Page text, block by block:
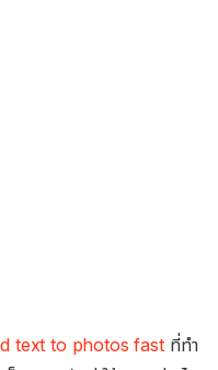
text to photos fastที่ทำ